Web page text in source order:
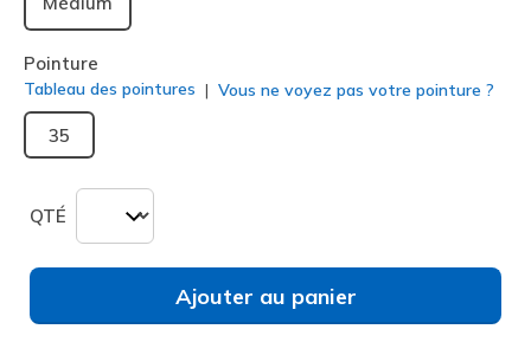
Pointure
Tableau des pointures Vous ne voyez pas votre pointure ?
35
QTÉ
Ajouter au panier